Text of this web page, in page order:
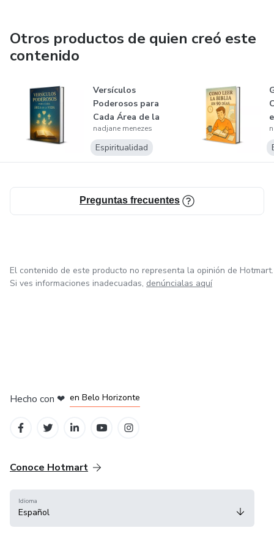
Otros productos de quien creó este
contenido
Versículos
Poderosos para
Cada Área de la
Vida
nadjane menezes
Espiritualidad
Preguntas frecuentes
El contenido de este producto no representa la opinión de Hotmart.
Si ves informaciones inadecuadas, denúncialas aquí
Hecho con ❤ en Belo Horizonte
Conoce Hotmart
Idioma
Español